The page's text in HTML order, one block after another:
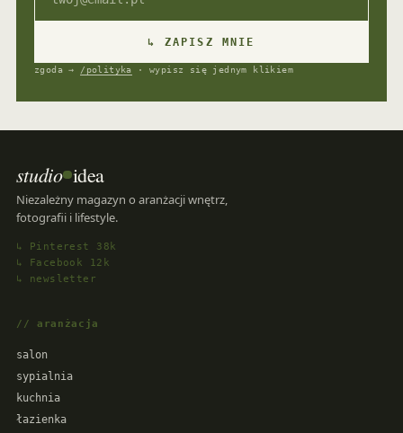
↳ ZAPISZ MNIE
zgoda → /polityka · wypisz się jednym klikiem
studio idea
Niezależny magazyn o aranżacji wnętrz,
fotografii i lifestyle.
↳ Pinterest 38k
↳ Facebook 12k
↳ newsletter
// aranżacja
salon
sypialnia
kuchnia
łazienka